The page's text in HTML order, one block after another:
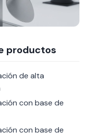
productos
de alta
con base de
con base de